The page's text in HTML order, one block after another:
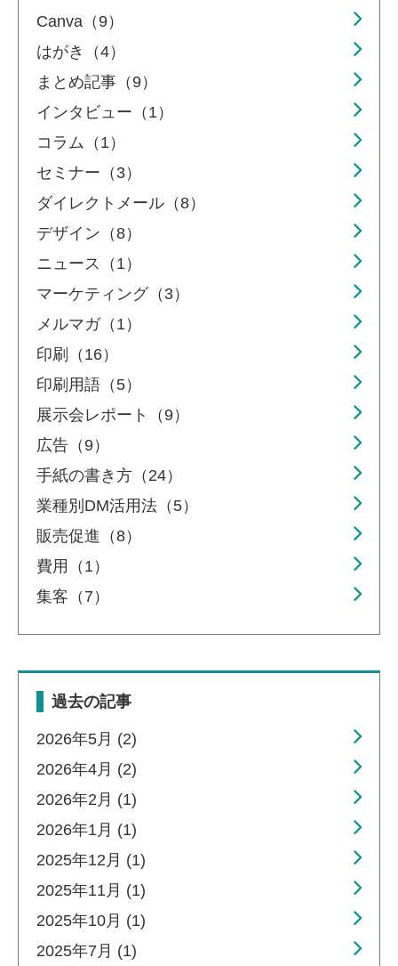
Canva（9）
はがき（4）
まとめ記事（9）
インタビュー（1）
コラム（1）
セミナー（3）
ダイレクトメール（8）
デザイン（8）
ニュース（1）
マーケティング（3）
メルマガ（1）
印刷（16）
印刷用語（5）
展示会レポート（9）
広告（9）
手紙の書き方（24）
業種別DM活用法（5）
販売促進（8）
費用（1）
集客（7）
過去の記事
2026年5月 (2)
2026年4月 (2)
2026年2月 (1)
2026年1月 (1)
2025年12月 (1)
2025年11月 (1)
2025年10月 (1)
2025年7月 (1)